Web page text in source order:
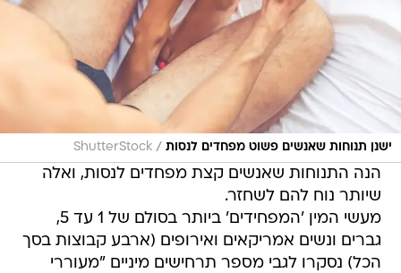
ישנן תנוחות שאנשים פשוט מפחדים לנסות /
ShutterStock
הנה התנוחות שאנשים קצת מפחדים לנסות, ואלה
שיותר נוח להם לשחזר.
מעשי המין 'המפחידים' ביותר בסולם של 1 עד 5,
גברים ונשים אמריקאים ואירופים (ארבע קבוצות בסך
הכל) נסקרו לגבי מספר תרחישים מיניים "מעוררי